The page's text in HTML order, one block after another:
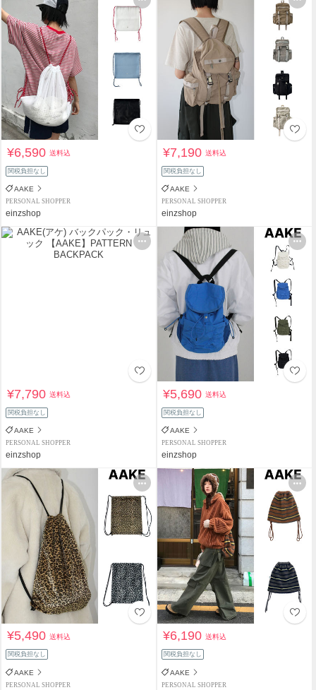
¥6,590送料込
関税負担なし
AAKE
PERSONAL SHOPPER
einzshop
¥7,190送料込
関税負担なし
AAKE
PERSONAL SHOPPER
einzshop
¥7,790送料込
関税負担なし
AAKE
PERSONAL SHOPPER
einzshop
¥5,690送料込
関税負担なし
AAKE
PERSONAL SHOPPER
einzshop
¥5,490送料込
関税負担なし
AAKE
PERSONAL SHOPPER
¥6,190送料込
関税負担なし
AAKE
PERSONAL SHOPPER